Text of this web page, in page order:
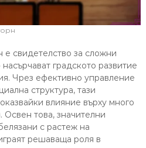
е свидетелство за сложни
градското развитие
Чрез ефективно управление
структура, тази
влияние върху много
Освен това, значителни
с растеж на
решаваща роля в